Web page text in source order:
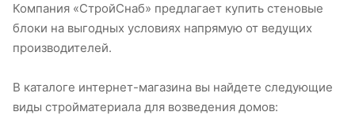
Компания «СтройСнаб» предлагает купить стеновые
блоки на выгодных условиях напрямую от ведущих
производителей.
В каталоге интернет-магазина вы найдете следующие
виды стройматериала для возведения домов: